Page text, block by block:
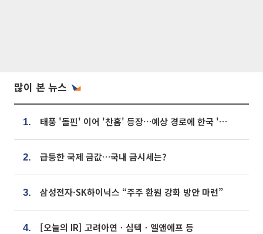
많이 본 뉴스
1. 태풍 '돌핀' 이어 '찬홈' 등장…예상 경로에 한국 '한숨'
2. 급등한 국제 금값…국내 금시세는?
3. 삼성전자·SK하이닉스 “주주 환원 강화 방안 마련”
4. [오늘의 IR] 고려아연ㆍ심텍ㆍ엘앤에프 등